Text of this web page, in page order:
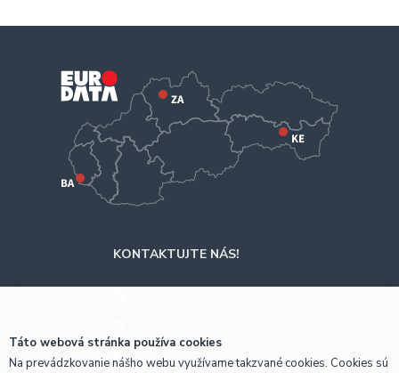
KONTAKTUJTE NÁS!
KE +421-55-7289 653
Táto webová stránka používa cookies
Na prevádzkovanie nášho webu využívame takzvané cookies. Cookies sú